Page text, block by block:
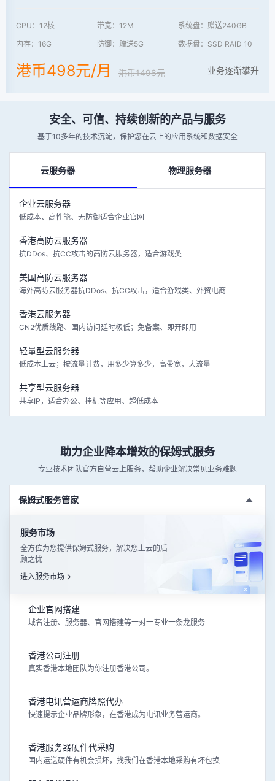
CPU：12核 带宽：12M
系统盘：赠送240GB
内存：16G
防御：赠送5G 数据盘：SSD RAID 10
港币498元/月 港币1498元 业务逐渐攀升
安全、可信、持续创新的产品与服务
基于10多年的技术沉淀，保护您在云上的应用系统和数据安全
云服务器 物理服务器
企业云服务器
低成本、高性能、无防御适合企业官网
香港高防云服务器
抗DDos、抗CC攻击的高防云服务器，适合游戏类
美国高防云服务器
海外高防云服务器抗DDos、抗CC攻击，适合游戏类、外贸电商
香港云服务器
CN2优质线路、国内访问延时极低；免备案、即开即用
轻量型云服务器
低成本上云；按流量计费，用多少算多少，高带宽，大流量
共享型云服务器
共享IP，适合办公、挂机等应用、超低成本
助力企业降本增效的保姆式服务
专业技术团队官方自营云上服务，帮助企业解决常见业务难题
保姆式服务管家
服务市场
全方位为您提供保姆式服务，解决您上云的后
顾之忧
进入服务市场
企业官网搭建
域名注册、服务器、官网搭建等一对一专业一条龙服务
香港公司注册
真实香港本地团队为你注册香港公司。
香港电讯营运商牌照代办
快速提示企业品牌形象，在香港成为电讯业务营运商。
香港服务器硬件代采购
国内运送硬件有机会损坏，找我们在香港本地采购有坏包换